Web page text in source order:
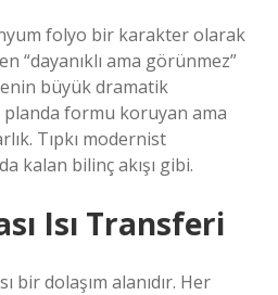
folyo bir karakter olarak
“dayanıklı ama görünmez”
büyük dramatik
planda formu koruyan ama
Tıpkı modernist
kalan bilinç akışı gibi.
Isı Transferi
bir dolaşım alanıdır. Her